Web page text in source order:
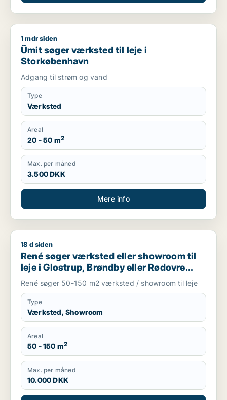
Ümit søger værksted til leje i Storkøbenhavn
1 mdr siden
Ümit søger værksted til leje i
Storkøbenhavn
Adgang til strøm og vand
Type
Værksted
Areal
20 - 50 m2
Max. per måned
3.500 DKK
Mere info
René søger værksted eller showroom til leje i Glostrup,
18 d siden
René søger værksted eller showroom til
leje i Glostrup, Brøndby eller Rødovre
m.fl.
René søger 50-150 m2 værksted / showroom til leje
Type
Værksted, Showroom
Areal
50 - 150 m2
Max. per måned
10.000 DKK